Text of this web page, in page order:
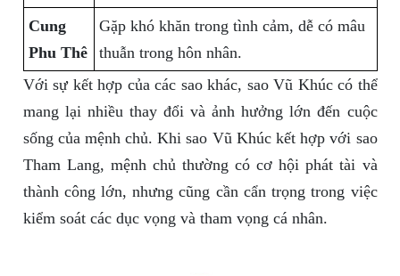
Cung
Phu Thê
Gặp khó khăn trong tình cảm, dễ có mâu
thuẫn trong hôn nhân.
Với sự kết hợp của các sao khác, sao Vũ Khúc có thể
mang lại nhiều thay đổi và ảnh hưởng lớn đến cuộc
sống của mệnh chủ. Khi sao Vũ Khúc kết hợp với sao
Tham Lang, mệnh chủ thường có cơ hội phát tài và
thành công lớn, nhưng cũng cần cẩn trọng trong việc
kiểm soát các dục vọng và tham vọng cá nhân.